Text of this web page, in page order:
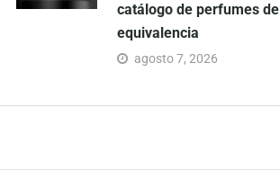
catálogo de perfumes de
equivalencia
agosto 7, 2026